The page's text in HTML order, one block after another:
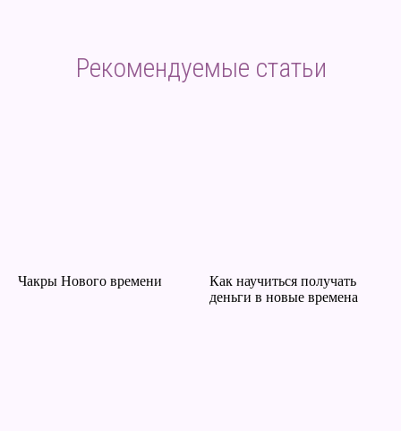
Рекомендуемые статьи
Чакры Нового времени
Как научиться получать
деньги в новые времена